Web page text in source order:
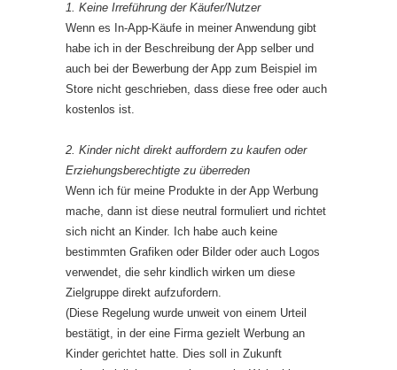
1. Keine Irreführung der Käufer/Nutzer
Wenn es In-App-Käufe in meiner Anwendung gibt
habe ich in der Beschreibung der App selber und
auch bei der Bewerbung der App zum Beispiel im
Store nicht geschrieben, dass diese free oder auch
kostenlos ist.
2. Kinder nicht direkt auffordern zu kaufen oder
Erziehungsberechtigte zu überreden
Wenn ich für meine Produkte in der App Werbung
mache, dann ist diese neutral formuliert und richtet
sich nicht an Kinder. Ich habe auch keine
bestimmten Grafiken oder Bilder oder auch Logos
verwendet, die sehr kindlich wirken um diese
Zielgruppe direkt aufzufordern.
(Diese Regelung wurde unweit von einem Urteil
bestätigt, in der eine Firma gezielt Werbung an
Kinder gerichtet hatte. Dies soll in Zukunft